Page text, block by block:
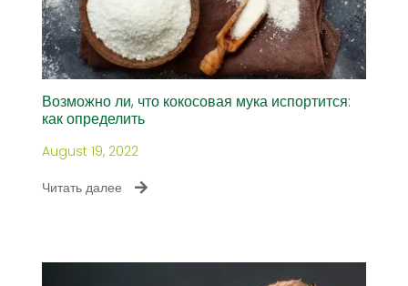
Возможно ли, что кокосовая мука испортится:
как определить
August 19, 2022
Читать далее